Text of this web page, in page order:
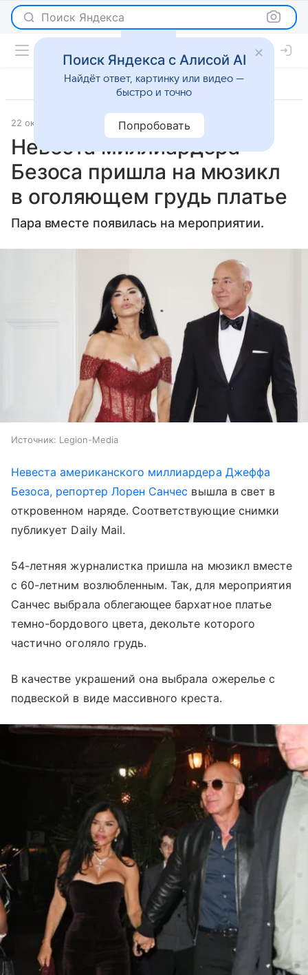
Поиск Яндекса
22 октября 2024 Lenta.Ru Светская жизнь
Невеста миллиардера
Безоса пришла на мюзикл
в оголяющем грудь платье
Пара вместе появилась на мероприятии.
Источник: Legion-Media
Невеста американского миллиардера Джеффа
Безоса, репортер Лорен Санчес вышла в свет в
откровенном наряде. Соответствующие снимки
публикует Daily Mail.
54-летняя журналистка пришла на мюзикл вместе
с 60-летним возлюбленным. Так, для мероприятия
Санчес выбрала облегающее бархатное платье
темно-бордового цвета, декольте которого
частично оголяло грудь.
В качестве украшений она выбрала ожерелье с
подвеской в виде массивного креста.
Поиск Яндекса с Алисой AI
Найдёт ответ, картинку или видео —
быстро и точно
Попробовать